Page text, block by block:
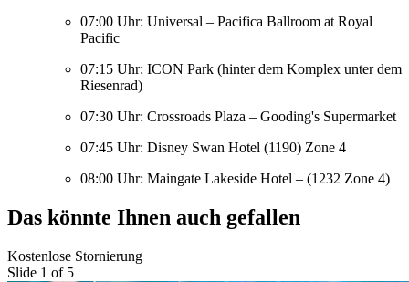
07:00 Uhr: Universal – Pacifica Ballroom at Royal
Pacific
07:15 Uhr: ICON Park (hinter dem Komplex unter dem
Riesenrad)
07:30 Uhr: Crossroads Plaza – Gooding's Supermarket
07:45 Uhr: Disney Swan Hotel (1190) Zone 4
08:00 Uhr: Maingate Lakeside Hotel – (1232 Zone 4)
Das könnte Ihnen auch gefallen
Kostenlose Stornierung
Slide 1 of 5